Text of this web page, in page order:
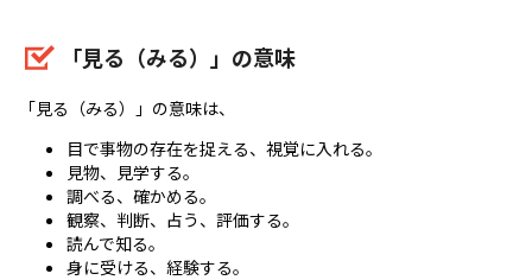
「見る（みる）」の意味
「見る（みる）」の意味は、
目で事物の存在を捉える、視覚に入れる。
見物、見学する。
調べる、確かめる。
観察、判断、占う、評価する。
読んで知る。
身に受ける、経験する。